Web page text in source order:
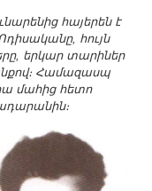
հայերեն է
հույն
երկար տարիներ
Համազասպ
մահից հետո